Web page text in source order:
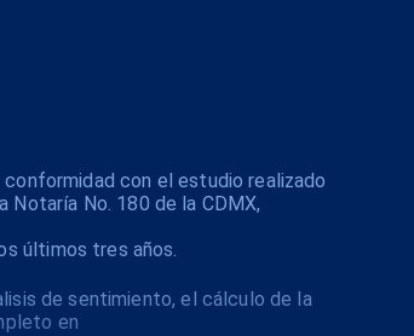
con el estudio realizado
Notaría No. 180 de la CDMX,
últimos tres años.
de sentimiento, el cálculo de la
en